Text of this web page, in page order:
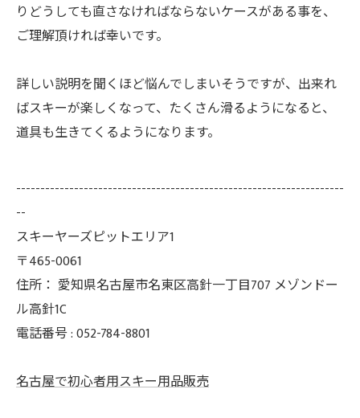
りどうしても直さなければならないケースがある事を、
ご理解頂ければ幸いです。
詳しい説明を聞くほど悩んでしまいそうですが、出来れ
ばスキーが楽しくなって、たくさん滑るようになると、
道具も生きてくるようになります。
--------------------------------------------------------------------
--
スキーヤーズピットエリア1
〒465-0061
住所： 愛知県名古屋市名東区高針一丁目707 メゾンドー
ル高針1C
電話番号 :052-784-8801
名古屋で初心者用スキー用品販売